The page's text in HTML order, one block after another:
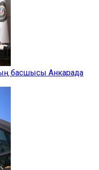
басшысы Анкарада